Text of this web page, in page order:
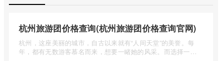
杭州旅游团价格查询(杭州旅游团价格查询官网)
杭州，这座美丽的城市，自古以来就有“人间天堂”的美誉。每
年，都有无数游客慕名而来，想要一睹她的风采。而选择一个